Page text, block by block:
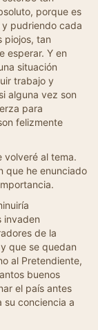
porque es
pudriendo cada
piojos, tan
esperar. Y en
situación
trabajo y
alguna vez son
para
felizmente
volveré al tema.
que he enunciado
invaden
de la
que se quedan
al Pretendiente,
buenos
el país antes
su conciencia a